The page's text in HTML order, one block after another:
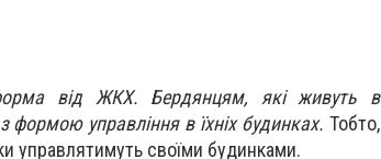
від ЖКХ. Бердянцям, які живуть в
формою управління в їхніх будинках. Тобто,
управлятимуть своїми будинками.